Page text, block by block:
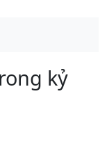
kỷ